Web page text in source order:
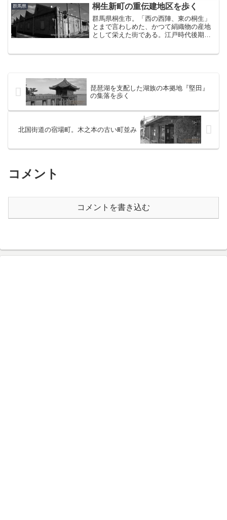
頃、23区の東のほうに住んでたから西側
はまぁ足が向かないわけで...
群馬県 桐生新町の重伝建地区を歩く
群馬県桐生市。「西の西陣、東の桐生」
とまで言わしめた、かつて絹織物の産地
として栄えた街である。江戸時代後期か
琵琶湖を支配した湖族の本拠地『堅田』
の集落を歩く
北国街道の宿場町。木之本の古い町並み
コメント
コメントを書き込む